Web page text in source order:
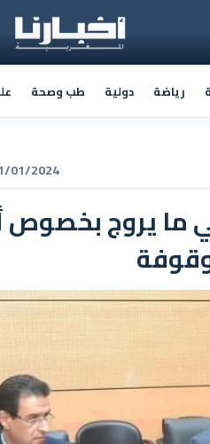
رياضة دولية طب وصحة
2024 20:33:00
ما يروج